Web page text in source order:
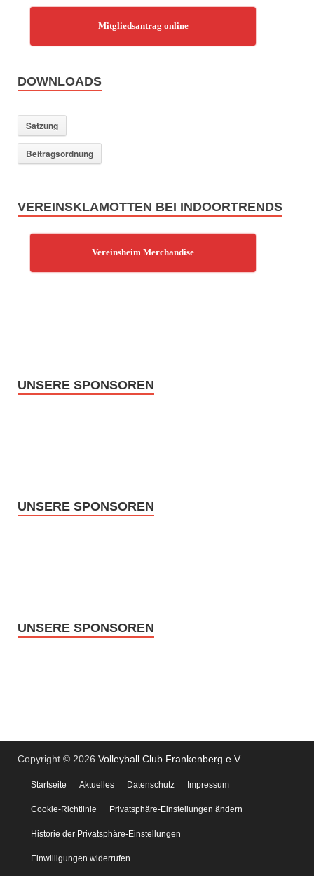
Mitgliedsantrag online
DOWNLOADS
Satzung
Beitragsordnung
VEREINSKLAMOTTEN BEI INDOORTRENDS
Vereinsheim Merchandise
UNSERE SPONSOREN
UNSERE SPONSOREN
UNSERE SPONSOREN
Copyright © 2026 Volleyball Club Frankenberg e.V.
Startseite Aktuelles Datenschutz Impressum
Cookie-Richtlinie Privatsphäre-Einstellungen ändern
Historie der Privatsphäre-Einstellungen
Einwilligungen widerrufen